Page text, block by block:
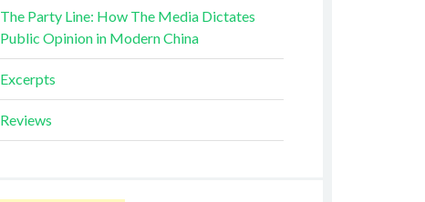
The Party Line: How The Media Dictates
Public Opinion in Modern China
Excerpts
Reviews